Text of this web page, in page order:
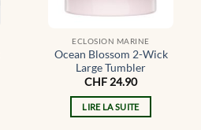
ECLOSION MARINE
Ocean Blossom 2-Wick
Large Tumbler
CHF24.90
LIRE LA SUITE